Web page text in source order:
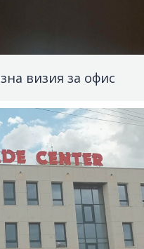
визия за офис